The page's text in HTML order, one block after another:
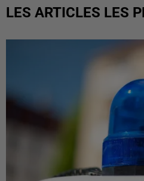
LES ARTICLES LES